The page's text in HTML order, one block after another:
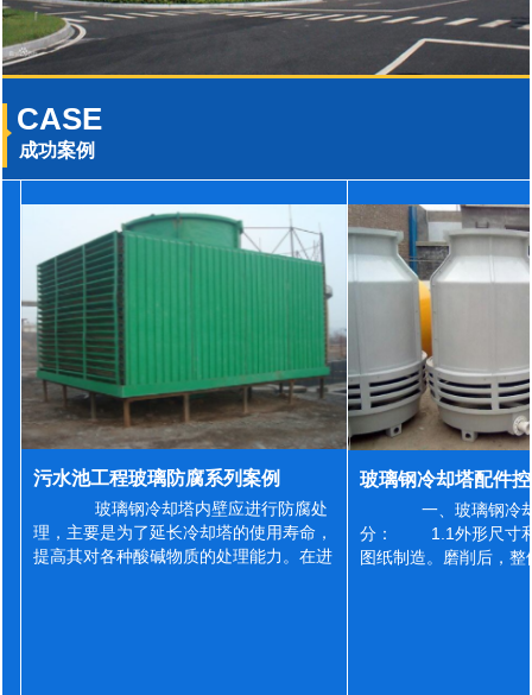
CASE
成功案例
污水池工程玻璃防腐系列案例
玻璃钢冷却塔内壁应进行防腐处
理，主要是为了延长冷却塔的使用寿命，
提高其对各种酸碱物质的处理能力。在进
一、玻璃钢冷
分： 1.1外形尺寸和
图纸制造。磨削后，